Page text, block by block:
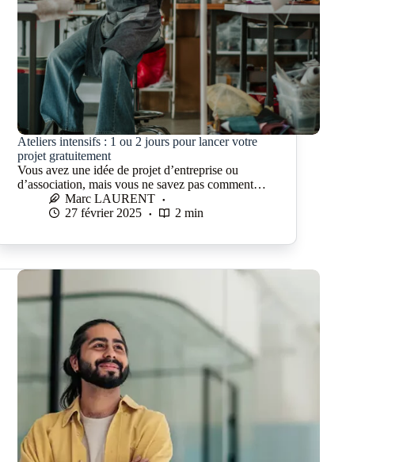
Ateliers intensifs : 1 ou 2 jours pour lancer votre
projet gratuitement
Vous avez une idée de projet d’entreprise ou
d’association, mais vous ne savez pas comment…
Marc LAURENT
27 février 2025
2 min